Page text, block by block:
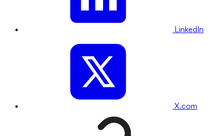
LinkedIn
X.com